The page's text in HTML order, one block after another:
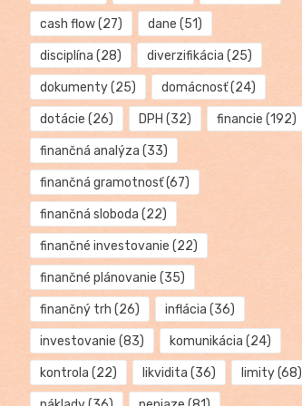
cash flow(27) dane (51)
disciplína (28) diverzifikácia (25)
dokumenty(25) domácnosť(24)
dotácie (26) DPH (32) financie (192)
finančná analýza (33)
finančná gramotnosť(67)
finančná sloboda (22)
finančné investovanie (22)
finančné plánovanie (35)
finančný trh (26) inflácia (36)
investovanie (83) komunikácia (24)
kontrola (22) likvidita (36) limity(68)